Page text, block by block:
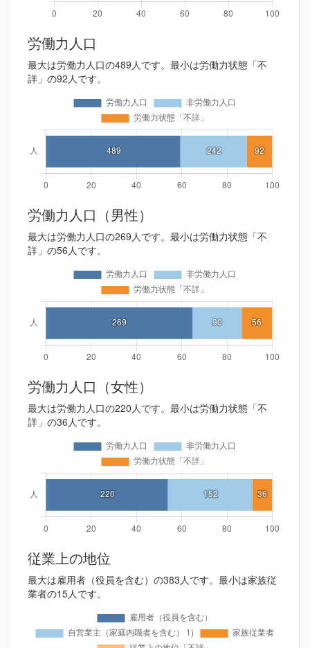
労働力人口
最大は労働力人口の489人です。最小は労働力状態「不
詳」の92人です。
労働力人口（男性）
最大は労働力人口の269人です。最小は労働力状態「不
詳」の56人です。
労働力人口（女性）
最大は労働力人口の220人です。最小は労働力状態「不
詳」の36人です。
従業上の地位
最大は雇用者（役員を含む）の383人です。最小は家族従
業者の15人です。